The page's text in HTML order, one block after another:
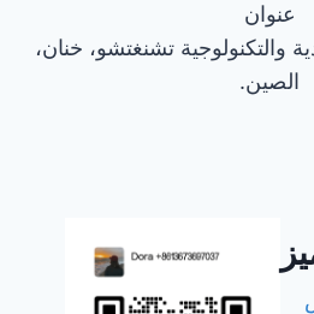
عنوان
والتكنولوجية تشنغتشو، خنان،
الصين.